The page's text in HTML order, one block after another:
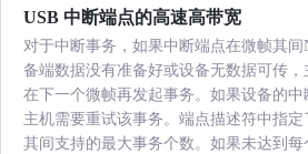
USB 中断端点的高速高带宽
对于中断事务，如果中断端点在微帧其
备端数据没有准备好或设备无数据可传，
在下一个微帧再发起事务。如果设备的中
主机需要重试该事务。端点描述符中指
其间支持的最大事务个数。如果未达到